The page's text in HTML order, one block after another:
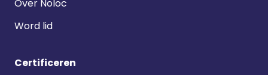
Over Noloc
Word lid
Certificeren